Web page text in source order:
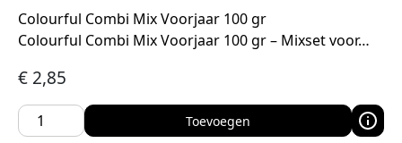
Colourful Combi Mix Voorjaar 100 gr
Colourful Combi Mix Voorjaar 100 gr – Mixset voor…
€ 2,85
Toevoegen